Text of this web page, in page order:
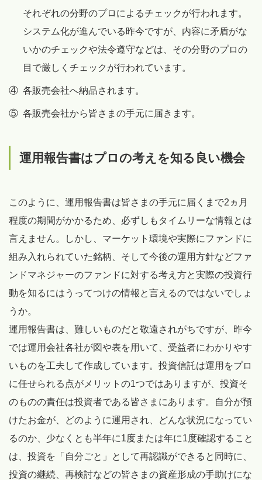
それぞれの分野のプロによるチェックが行われます。
システム化が進んでいる昨今ですが、内容に矛盾がな
いかのチェックや法令遵守などは、その分野のプロの
目で厳しくチェックが行われています。
④ 各販売会社へ納品されます。
⑤ 各販売会社から皆さまの手元に届きます。
運用報告書はプロの考えを知る良い機会
このように、運用報告書は皆さまの手元に届くまで2ヵ月
程度の期間がかかるため、必ずしもタイムリーな情報とは
言えません。しかし、マーケット環境や実際にファンドに
組み入れられていた銘柄、そして今後の運用方針などファ
ンドマネジャーのファンドに対する考え方と実際の投資行
動を知るにはうってつけの情報と言えるのではないでしょ
うか。
運用報告書は、難しいものだと敬遠されがちですが、昨今
では運用会社各社が図や表を用いて、受益者にわかりやす
いものを工夫して作成しています。投資信託は運用をプロ
に任せられる点がメリットの1つではありますが、投資そ
のものの責任は投資者である皆さまにあります。自分が預
けたお金が、どのように運用され、どんな状況になってい
るのか、少なくとも半年に1度または年に1度確認すること
は、投資を「自分ごと」として再認識ができると同時に、
投資の継続、再検討などの皆さまの資産形成の手助けにな